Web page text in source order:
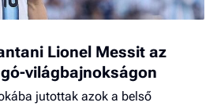
Lionel Messit az
világbajnokságon
jutottak azok a belső